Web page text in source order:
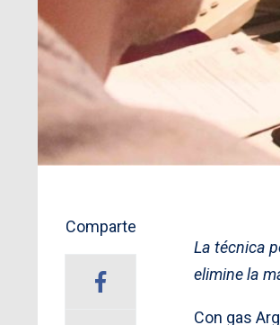
Comparte
La técnica
elimine la
Con gas